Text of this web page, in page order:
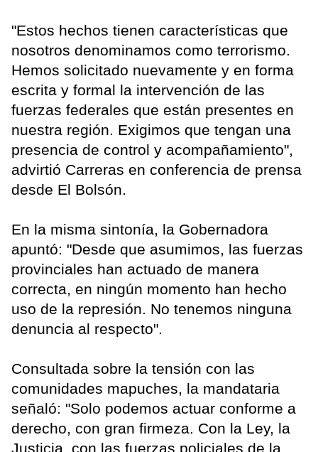
"Estos hechos tienen características que
nosotros denominamos como terrorismo.
Hemos solicitado nuevamente y en forma
escrita y formal la intervención de las
fuerzas federales que están presentes en
nuestra región. Exigimos que tengan una
presencia de control y acompañamiento",
advirtió Carreras en conferencia de prensa
desde El Bolsón.
En la misma sintonía, la Gobernadora
apuntó: "Desde que asumimos, las fuerzas
provinciales han actuado de manera
correcta, en ningún momento han hecho
uso de la represión. No tenemos ninguna
denuncia al respecto".
Consultada sobre la tensión con las
comunidades mapuches, la mandataria
señaló: "Solo podemos actuar conforme a
derecho, con gran firmeza. Con la Ley, la
Justicia, con las fuerzas policiales de la